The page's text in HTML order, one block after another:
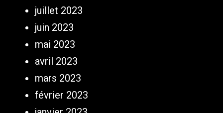
juillet 2023
juin 2023
mai 2023
avril 2023
mars 2023
février 2023